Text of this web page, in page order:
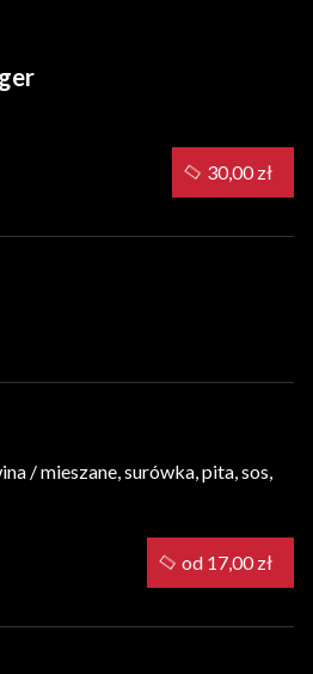
/ mieszane, surówka, pita, sos,